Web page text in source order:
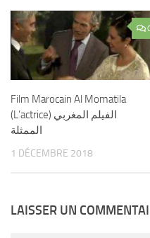
Film Marocain Al Momatila
(L’actrice) الفيلم المغربي
الممثلة
1 DÉCEMBRE 2018
LAISSER UN